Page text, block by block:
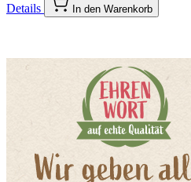
Details In den Warenkorb